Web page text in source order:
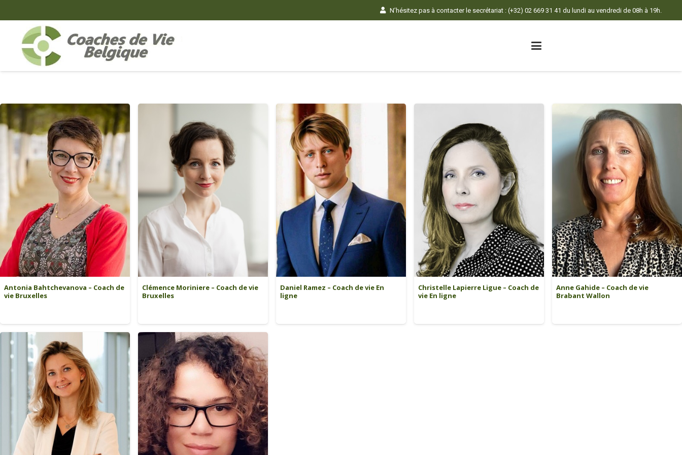
N’hésitez pas à contacter le secrétariat : (+32) 02 669 31 41 du lundi au vendredi de 08h à 19h.
Antonia Bahtchevanova – Coach de
vie Bruxelles
Clémence Moriniere – Coach de vie
Bruxelles
Daniel Ramez – Coach de vie En
ligne
Christelle Lapierre Ligue – Coach de
vie En ligne
Anne Gahide – Coach de vie
Brabant Wallon